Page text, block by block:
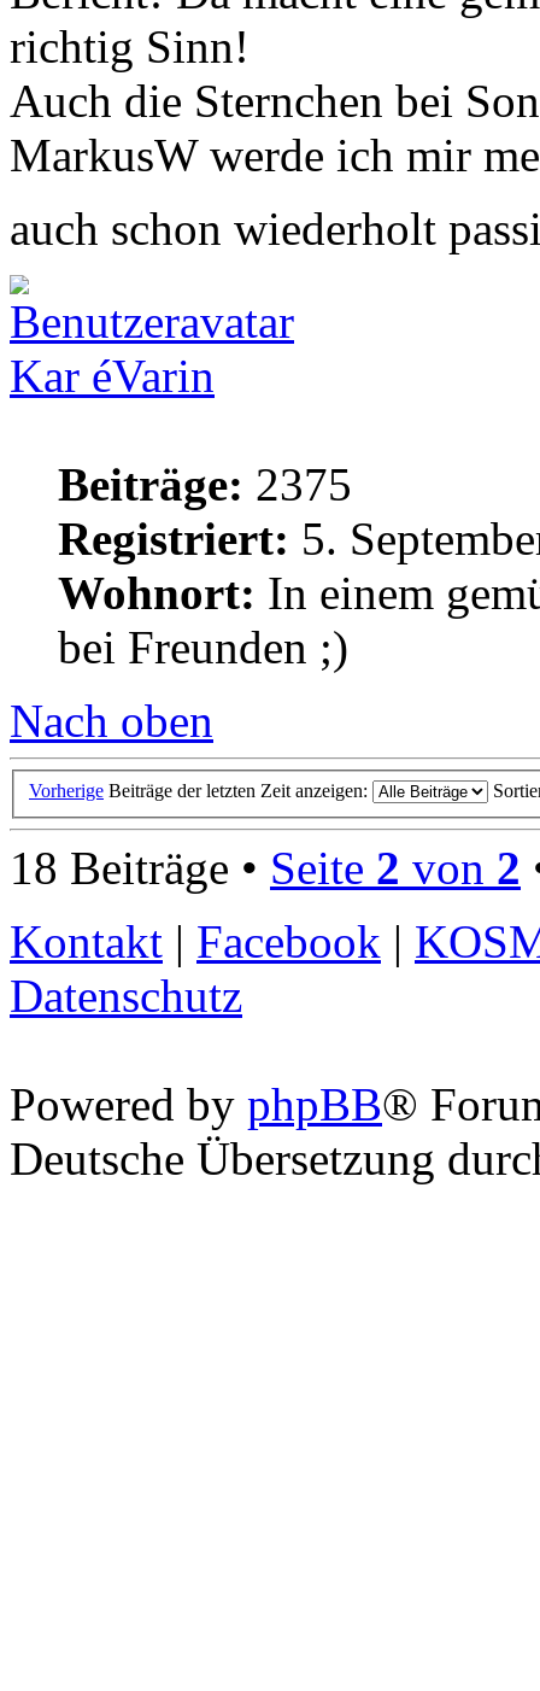
richtig Sinn!
Auch die Sternchen bei
MarkusW werde ich mir
auch schon wiederholt
Kar éVarin
Beiträge: 2375
Registriert: 5.
Wohnort: In einem
bei Freunden ;)
Nach oben
Vorherige Beiträge der letzten Zeit anzeigen:
18 Beiträge • Seite 2 von 2
Kontakt | Facebook |
Datenschutz
Powered by phpBB®
Deutsche Übersetzung